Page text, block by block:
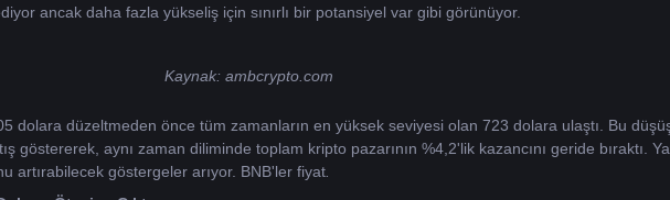
ancak daha fazla yükseliş için sınırlı bir potansiyel var gibi görünüyor.
Kaynak: ambcrypto.com
dolara düzeltmeden önce tüm zamanların en yüksek seviyesi olan 723 dolara ulaştı. Bu
göstererek, aynı zaman diliminde toplam kripto pazarının %4,2'lik kazancını geride bıraktı.
artırabilecek göstergeler arıyor. BNB'ler fiyat